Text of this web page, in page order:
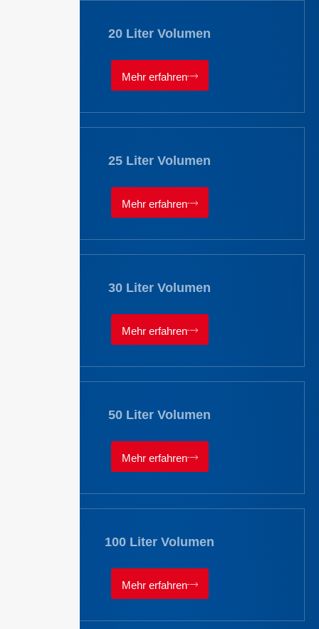
20 Liter Volumen
Mehr erfahren
25 Liter Volumen
Mehr erfahren
30 Liter Volumen
Mehr erfahren
50 Liter Volumen
Mehr erfahren
100 Liter Volumen
Mehr erfahren